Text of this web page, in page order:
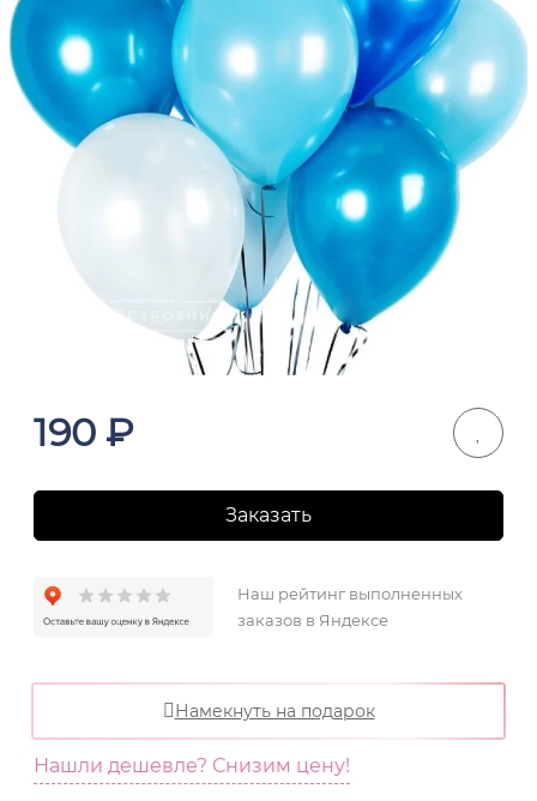
190 ₽
Заказать
Наш рейтинг выполненных
заказов в Яндексе
Намекнуть на подарок
Нашли дешевле? Снизим цену!